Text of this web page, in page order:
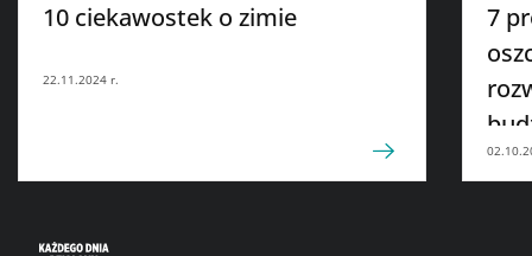
10 ciekawostek o zimie
22.11.2024 r.
7